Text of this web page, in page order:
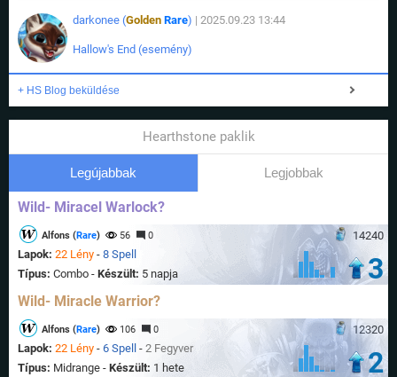
darkonee (Golden Rare) | 2025.09.23 13:44
Hallow's End (esemény)
+ HS Blog beküldése
Hearthstone paklik
Legújabbak Legjobbak
Wild- Miracel Warlock?
14240
Alfons (Rare) 56 0
Lapok: 22 Lény - 8 Spell
Típus: Combo - Készült: 5 napja 3
Wild- Miracle Warrior?
12320
Alfons (Rare) 106 0
Lapok: 22 Lény - 6 Spell - 2 Fegyver
Típus: Midrange - Készült: 1 hete 2